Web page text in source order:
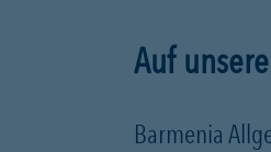
Auf
Barmenia